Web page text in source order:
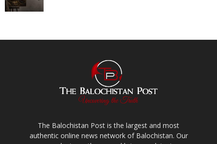
The Balochistan Post is the largest and most
authentic online news network of Balochistan. Our